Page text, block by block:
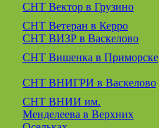
СНТ Вектор в Грузино
СНТ Ветеран в Керро
СНТ ВИЗР в Васкелово
СНТ Вишенка в Приморске
СНТ ВНИГРИ в Васкелово
СНТ ВНИИ им.
Менделеева в Верхних